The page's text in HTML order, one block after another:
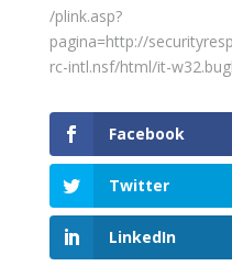
/plink.asp?
pagina=http://
rc-intl.nsf/html/it-
Facebook
Twitter
LinkedIn